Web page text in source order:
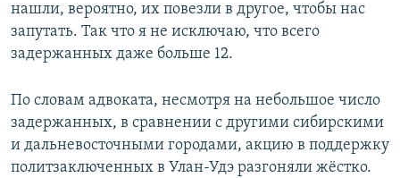
нашли, вероятно, их повезли в другое, чтобы нас
запутать. Так что я не исключаю, что всего
задержанных даже больше 12.
По словам адвоката, несмотря на небольшое число
задержанных, в сравнении с другими сибирскими
и дальневосточными городами, акцию в поддержку
политзаключенных в Улан-Удэ разгоняли жёстко.